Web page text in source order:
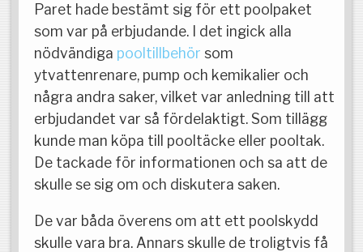
Paret hade bestämt sig för ett poolpaket
som var på erbjudande. I det ingick alla
nödvändiga pooltillbehör som
ytvattenrenare, pump och kemikalier och
några andra saker, vilket var anledning till att
erbjudandet var så fördelaktigt. Som tillägg
kunde man köpa till pooltäcke eller pooltak.
De tackade för informationen och sa att de
skulle se sig om och diskutera saken.
De var båda överens om att ett poolskydd
skulle vara bra. Annars skulle de troligtvis få